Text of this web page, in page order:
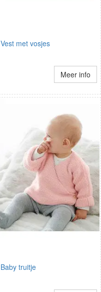
Vest met vosjes
Meer info
Baby truitje